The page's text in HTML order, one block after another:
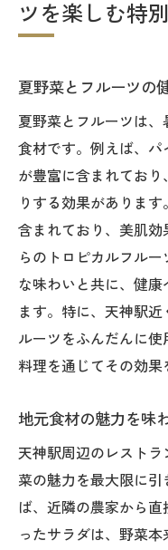
夏の天神駅で味
トロピカル
デザートメ
フルーツを
お子様も喜
フルーツの
夏限定スイ
天神駅周辺のレ
う
地元ならで
家族や友人
特別な日に
毎年変わる
地元の新鮮食材
の秘密
ツを楽しむ特
夏野菜とフルーツの
夏野菜とフルーツは
食材です。例えば、
が豊富に含まれてお
りする効果がありま
含まれており、美肌
らのトロピカルフル
な味わいと共に、健
ます。特に、天神駅
ルーツをふんだんに
料理を通じてその効果
地元食材の魅力を味
天神駅周辺のレスト
菜の魅力を最大限に
ば、近隣の農家から
ったサラダは、野菜